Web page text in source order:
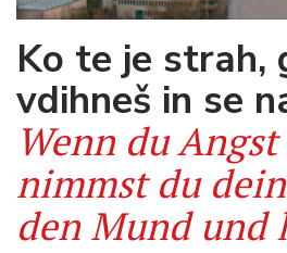
Ko te je strah,
vdihneš in se
Wenn du
nimmst du
den Mund und